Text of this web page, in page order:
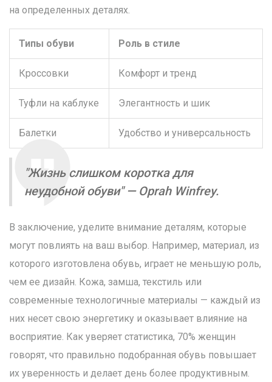
на определенных деталях.
Типы обуви Роль в стиле
Кроссовки Комфорт и тренд
Туфли на каблуке Элегантность и шик
Балетки Удобство и универсальность
"Жизнь слишком коротка для
неудобной обуви" — Oprah Winfrey.
В заключение, уделите внимание деталям, которые
могут повлиять на ваш выбор. Например, материал, из
которого изготовлена обувь, играет не меньшую роль,
чем ее дизайн. Кожа, замша, текстиль или
современные технологичные материалы — каждый из
них несет свою энергетику и оказывает влияние на
восприятие. Как уверяет статистика, 70% женщин
говорят, что правильно подобранная обувь повышает
их уверенность и делает день более продуктивным.